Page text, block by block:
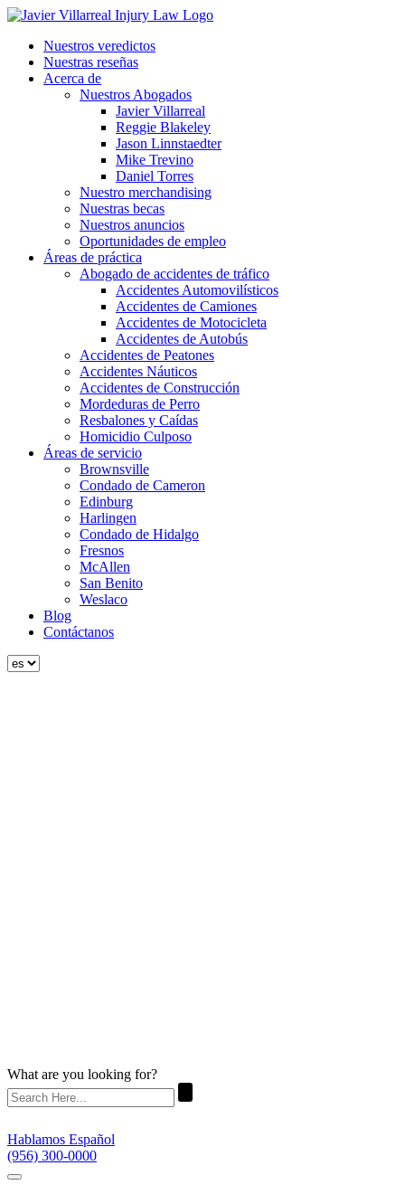
Nuestros veredictos
Nuestras reseñas
Acerca de
Nuestros Abogados
Javier Villarreal
Reggie Blakeley
Jason Linnstaedter
Mike Trevino
Daniel Torres
Nuestro merchandising
Nuestras becas
Nuestros anuncios
Oportunidades de empleo
Áreas de práctica
Abogado de accidentes de tráfico
Accidentes Automovilísticos
Accidentes de Camiones
Accidentes de Motocicleta
Accidentes de Autobús
Accidentes de Peatones
Accidentes Náuticos
Accidentes de Construcción
Mordeduras de Perro
Resbalones y Caídas
Homicidio Culposo
Áreas de servicio
Brownsville
Condado de Cameron
Edinburg
Harlingen
Condado de Hidalgo
Fresnos
McAllen
San Benito
Weslaco
Blog
Contáctanos
What are you looking for?
Hablamos Español
(956) 300-0000